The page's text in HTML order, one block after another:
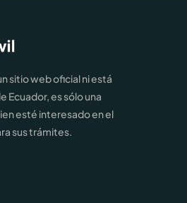
sitio web oficial ni está
Ecuador, es sólo una
esté interesado en el
sus trámites.